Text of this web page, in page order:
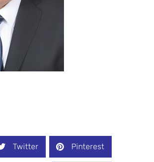
Twitter Pinterest